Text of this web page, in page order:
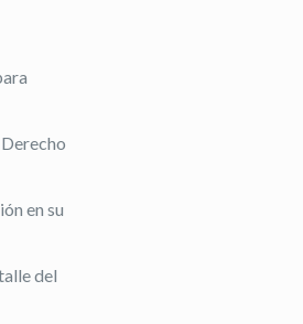
en su
del